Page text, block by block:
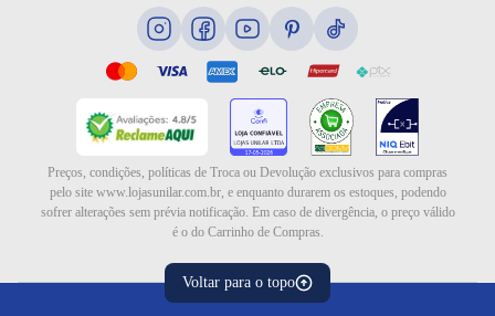
Preços, condições, políticas de Troca ou Devolução exclusivos para compras
pelo site www.lojasunilar.com.br, e enquanto durarem os estoques, podendo
sofrer alterações sem prévia notificação. Em caso de divergência, o preço válido
é o do Carrinho de Compras.
Voltar para o topo